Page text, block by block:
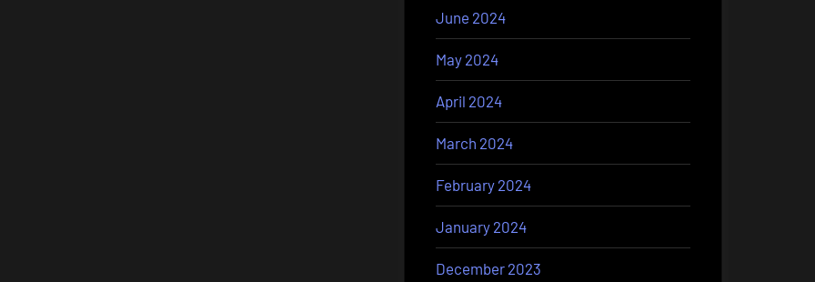
June 2024
May 2024
April 2024
March 2024
February 2024
January 2024
December 2023